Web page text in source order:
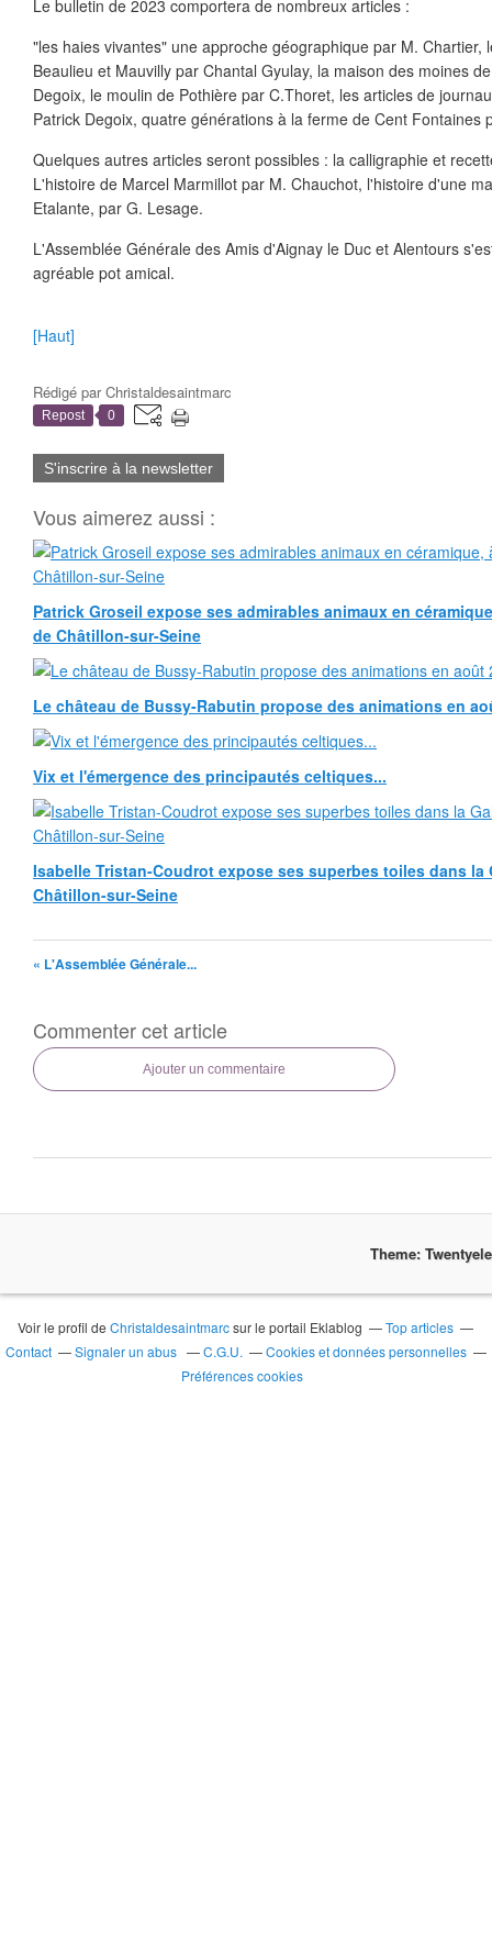
Le bulletin de 2023 comportera de nombreux articles :
"les haies vivantes" une approche géographique par M. Chartier,
Beaulieu et Mauvilly par Chantal Gyulay, la maison des moines
Degoix, le moulin de Pothière par C.Thoret, les articles de
Patrick Degoix, quatre générations à la ferme de Cent Fontaines
Quelques autres articles seront possibles : la calligraphie et
L'histoire de Marcel Marmillot par M. Chauchot, l'histoire d'une
Etalante, par G. Lesage.
L'Assemblée Générale des Amis d'Aignay le Duc et Alentours
agréable pot amical.
[Haut]
Rédigé parChristaldesaintmarc
Repost 0
S'inscrire à la newsletter
Vous aimerez aussi :
Patrick Groseil expose ses admirables animaux en
de Châtillon-sur-Seine
Le château de Bussy-Rabutin propose des animations en
Vix et l'émergence des principautés celtiques...
Isabelle Tristan-Coudrot expose ses superbes toiles dans la
Châtillon-sur-Seine
« L'Assemblée Générale...
Commenter cet article
Ajouter un commentaire
Theme:
Voir le profil deChristaldesaintmarcsur le portail Eklablog
Top articles
Contact
Signaler un abus C.G.U.
Cookies et données personnelles
Préférences cookies